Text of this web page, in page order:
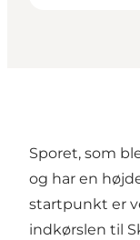
Sporet, som
og har en
startpunkt er
indkørslen til